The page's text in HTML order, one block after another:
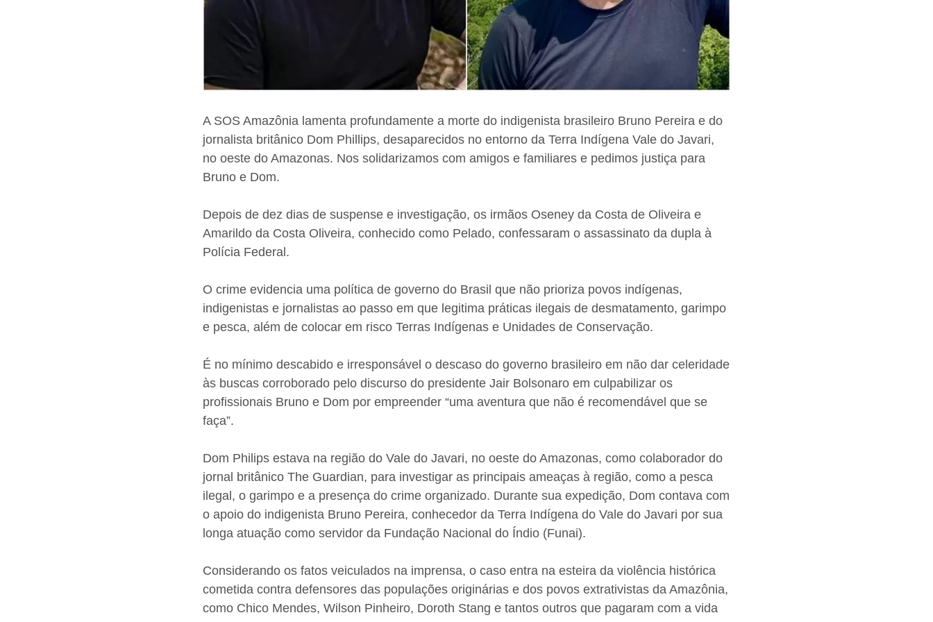
A SOS Amazônia lamenta profundamente a morte do indigenista brasileiro Bruno Pereira e do
jornalista britânico Dom Phillips, desaparecidos no entorno da Terra Indígena Vale do Javari,
no oeste do Amazonas. Nos solidarizamos com amigos e familiares e pedimos justiça para
Bruno e Dom.
Depois de dez dias de suspense e investigação, os irmãos Oseney da Costa de Oliveira e
Amarildo da Costa Oliveira, conhecido como Pelado, confessaram o assassinato da dupla à
Polícia Federal.
O crime evidencia uma política de governo do Brasil que não prioriza povos indígenas,
indigenistas e jornalistas ao passo em que legitima práticas ilegais de desmatamento, garimpo
e pesca, além de colocar em risco Terras Indígenas e Unidades de Conservação.
É no mínimo descabido e irresponsável o descaso do governo brasileiro em não dar celeridade
às buscas corroborado pelo discurso do presidente Jair Bolsonaro em culpabilizar os
profissionais Bruno e Dom por empreender “uma aventura que não é recomendável que se
faça”.
Dom Philips estava na região do Vale do Javari, no oeste do Amazonas, como colaborador do
jornal britânico The Guardian, para investigar as principais ameaças à região, como a pesca
ilegal, o garimpo e a presença do crime organizado. Durante sua expedição, Dom contava com
o apoio do indigenista Bruno Pereira, conhecedor da Terra Indígena do Vale do Javari por sua
longa atuação como servidor da Fundação Nacional do Índio (Funai).
Considerando os fatos veiculados na imprensa, o caso entra na esteira da violência histórica
cometida contra defensores das populações originárias e dos povos extrativistas da Amazônia,
como Chico Mendes, Wilson Pinheiro, Doroth Stang e tantos outros que pagaram com a vida